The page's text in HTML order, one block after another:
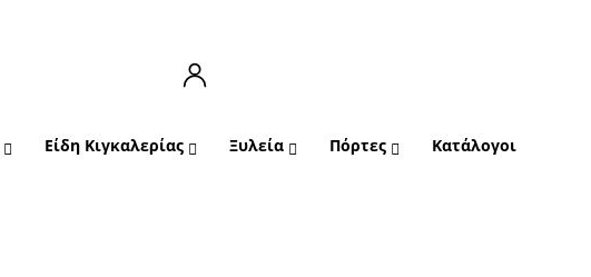
Είδη Κιγκαλερίας Ξυλεία Πόρτες Κατάλογοι